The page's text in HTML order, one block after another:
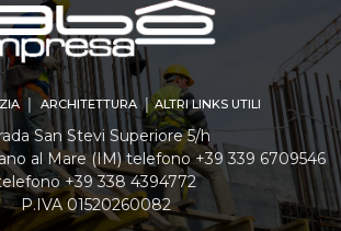
│ ARCHITETTURA │ ALTRI LINKS UTILI
San Stevi Superiore 5/h
al Mare (IM) telefono +39 339 6709546
+39 338 4394772
P.IVA 01520260082